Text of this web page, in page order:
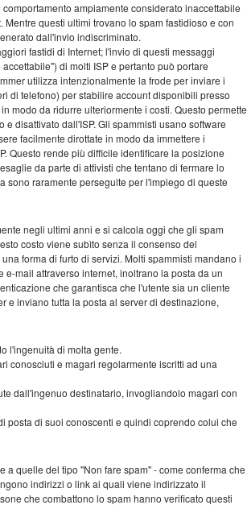
ampiamente considerato inaccettabile
questi ultimi trovano lo spam fastidioso e con
dall'invio indiscriminato.
fastidi di Internet; l'invio di questi messaggi
di molti ISP e pertanto può portare
utilizza intenzionalmente la frode per inviare i
di telefono) per stabilire account disponibili presso
modo da ridurre ulteriormente i costi. Questo permette
disattivato dall'ISP. Gli spammisti usano software
facilmente dirottate in modo da immettere i
Questo rende più difficile identificare la posizione
da parte di attivisti che tentano di fermare lo
sono raramente perseguite per l'impiego di queste
negli ultimi anni e si calcola oggi che gli spam
costo viene subìto senza il consenso del
forma di furto di servizi. Molti spammisti mandano i
e-mail attraverso internet, inoltrano la posta da un
che garantisca che l'utente sia un cliente
e inviano tutta la posta al server di destinazione,
l'ingenuità di molta gente.
conosciuti e magari regolarmente iscritti ad una
dall'ingenuo destinatario, invogliandolo magari con
posta di suoi conoscenti e quindi coprendo colui che
quelle del tipo "Non fare spam" - come conferma che
indirizzi o link ai quali viene indirizzato il
che combattono lo spam hanno verificato questi